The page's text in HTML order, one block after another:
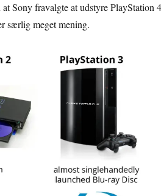
Sony fravalgte at udstyre
særlig meget mening.